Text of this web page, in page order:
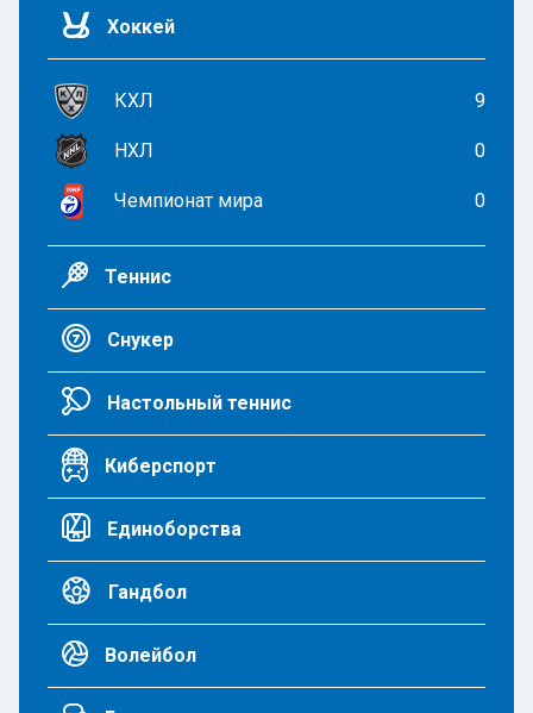
Хоккей
КХЛ 9
НХЛ 0
Чемпионат мира 0
Теннис
Снукер
Настольный теннис
Киберспорт
Единоборства
Гандбол
Волейбол